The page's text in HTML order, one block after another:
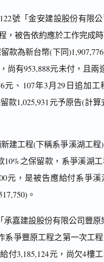
號「金安建設股份有限
，被告依約應於工作完成
款為新台幣(下同
尚有953,888元未付，且兩
元、107年3月29日追加
款1,025,931元予原告(計算
建工程(下稱系爭溪湖工程
之保留款，系爭溪湖
元，是被告應給付系爭
。
嘉建設股份有限公司豐
系爭豐原工程之第一次工
付3,185,124元，尚欠4樓工